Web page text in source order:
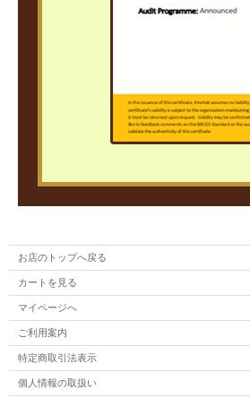
お店のトップへ戻る
カートを見る
マイページへ
ご利用案内
特定商取引法表示
個人情報の取扱い